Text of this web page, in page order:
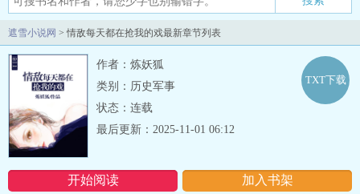
遮雪小说网 > 情敌每天都在抢我的戏最新章节列表
作者：炼妖狐
类别：历史军事
状态：连载
开始阅读 加入书架
TXT下载
最后更新：2025-11-01 06:12